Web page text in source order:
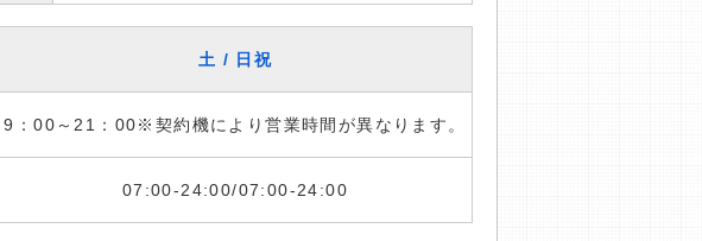
土 / 日祝
9：00～21：00※契約機により営業時間が異なります。
07:00-24:00/07:00-24:00